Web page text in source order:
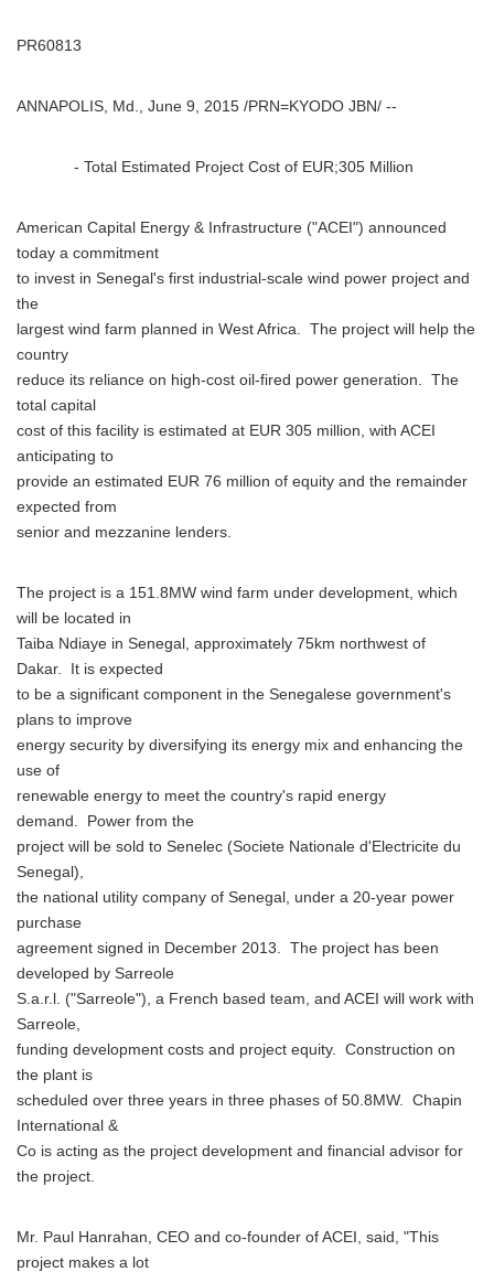
PR60813
ANNAPOLIS, Md., June 9, 2015 /PRN=KYODO JBN/ --
- Total Estimated Project Cost of EUR;305 Million
American Capital Energy & Infrastructure ("ACEI") announced
today a commitment
to invest in Senegal's first industrial-scale wind power project and
the
largest wind farm planned in West Africa. The project will help the
country
reduce its reliance on high-cost oil-fired power generation. The
total capital
cost of this facility is estimated at EUR 305 million, with ACEI
anticipating to
provide an estimated EUR 76 million of equity and the remainder
expected from
senior and mezzanine lenders.
The project is a 151.8MW wind farm under development, which
will be located in
Taiba Ndiaye in Senegal, approximately 75km northwest of
Dakar. It is expected
to be a significant component in the Senegalese government's
plans to improve
energy security by diversifying its energy mix and enhancing the
use of
renewable energy to meet the country's rapid energy
demand. Power from the
project will be sold to Senelec (Societe Nationale d'Electricite du
Senegal),
the national utility company of Senegal, under a 20-year power
purchase
agreement signed in December 2013. The project has been
developed by Sarreole
S.a.r.l. ("Sarreole"), a French based team, and ACEI will work with
Sarreole,
funding development costs and project equity. Construction on
the plant is
scheduled over three years in three phases of 50.8MW. Chapin
International &
Co is acting as the project development and financial advisor for
the project.
Mr. Paul Hanrahan, CEO and co-founder of ACEI, said, "This
project makes a lot